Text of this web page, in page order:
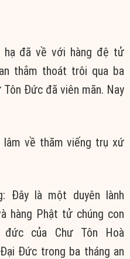
hạ đã về với hàng đệ tử
thắm thoát trôi qua ba
Đức đã viên mãn. Nay
về thăm viếng trụ xứ
Đây là một duyên lành
hàng Phật tử chúng con
của Chư Tôn Hoà
Đức trong ba tháng an